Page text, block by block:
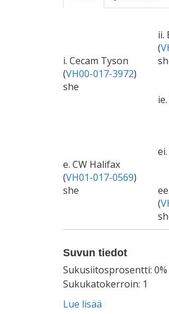
i. Cecam Tyson
(VH00-017-3972)
she
ii.
(
e. CW Halifax
(VH01-017-0569)
she
(
Suvun tiedot
Sukusiitosprosentti: 0%
Sukukatokerroin: 1
Lue lisää